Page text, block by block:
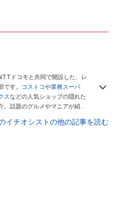
ドコモと共同で開設した、レ
す。 コストコや業務スーパ
スなどの人気ショップの隠れた
話題のグルメやマニアが紹介
ビューしています。毎日トレン
イチオシストの他の記事を読む